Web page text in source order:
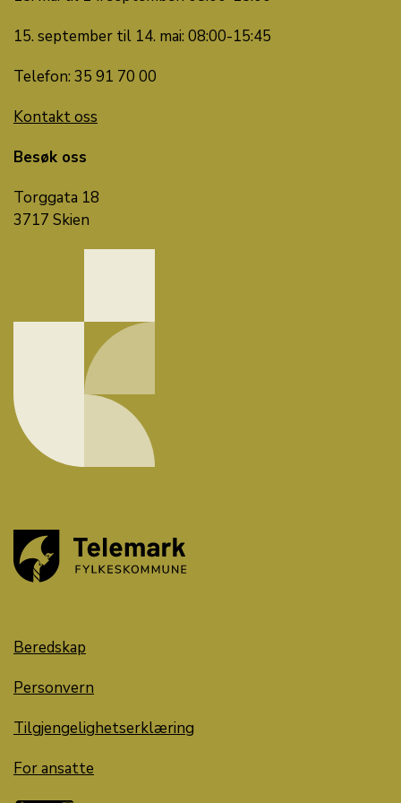
15. september til 14. mai: 08:00-15:45
Telefon: 35 91 70 00
Kontakt oss
Besøk oss
Torggata 18
3717 Skien
Beredskap
Personvern
Tilgjengelighetserklæring
For ansatte